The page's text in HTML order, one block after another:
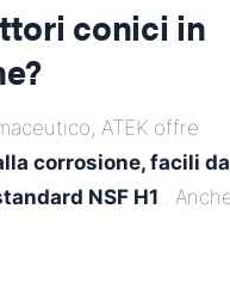
conici in
ATEK offre
corrosione, facili da
NSF H1 .